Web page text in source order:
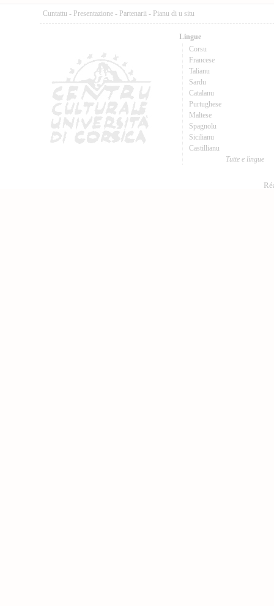
Cuntattu - Presentazione - Partenarii - Pianu di u situ
Lingue
Corsu
Francese
Talianu
Sardu
Catalanu
Purtughese
Maltese
Spagnolu
Sicilianu
Castillianu
Tutte e lingue